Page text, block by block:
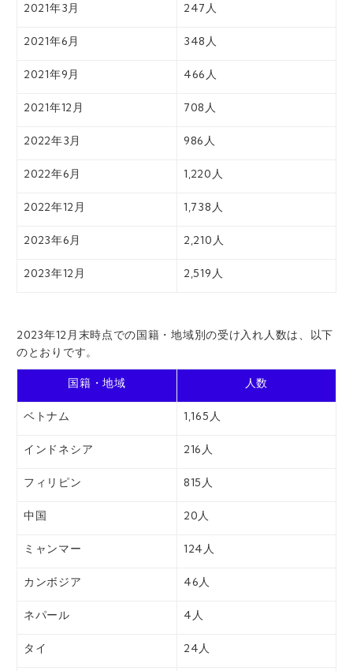
2021年3月 247人
2021年6月 348人
2021年9月 466人
2021年12月 708人
2022年3月 986人
2022年6月 1,220人
2022年12月 1,738人
2023年6月 2,210人
2023年12月 2,519人
2023年12月末時点での国籍・地域別の受け入れ人数は、以下
のとおりです。
国籍・地域 人数
ベトナム 1,165人
インドネシア 216人
フィリピン 815人
中国 20人
ミャンマー 124人
カンボジア 46人
ネパール 4人
タイ 24人